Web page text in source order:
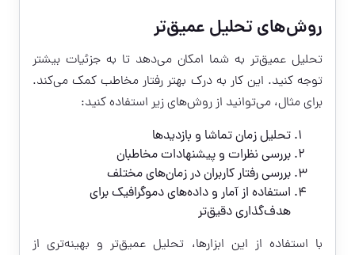
روش‌های تحلیل عمیق‌تر
تحلیل عمیق‌تر به شما امکان می‌دهد تا به جزئیات بیشتر
توجه کنید. این کار به درک بهتر رفتار مخاطب کمک می‌کند.
برای مثال، می‌توانید از روش‌های زیر استفاده کنید:
تحلیل زمان تماشا و بازدیدها
بررسی نظرات و پیشنهادات مخاطبان
بررسی رفتار کاربران در زمان‌های مختلف
استفاده از آمار و داده‌های دموگرافیک برای
هدف‌گذاری دقیق‌تر
با استفاده از این ابزارها، تحلیل عمیق‌تر و بهینه‌تری از